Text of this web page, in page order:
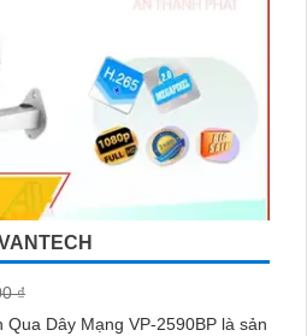
₫
Dây Mạng VP-2590BP là sản